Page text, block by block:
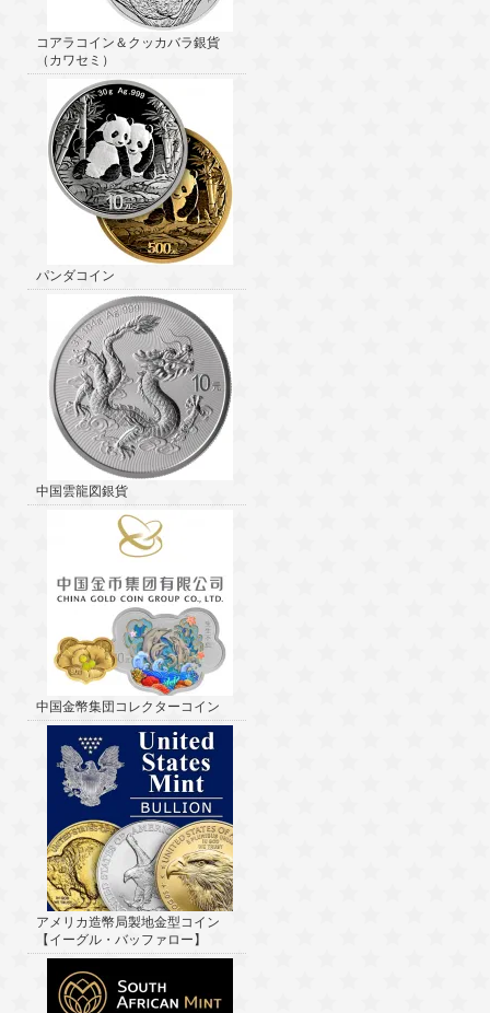
コアラコイン＆クッカバラ銀貨
（カワセミ）
パンダコイン
中国雲龍図銀貨
中国金幣集団コレクターコイン
アメリカ造幣局製地金型コイン
【イーグル・バッファロー】